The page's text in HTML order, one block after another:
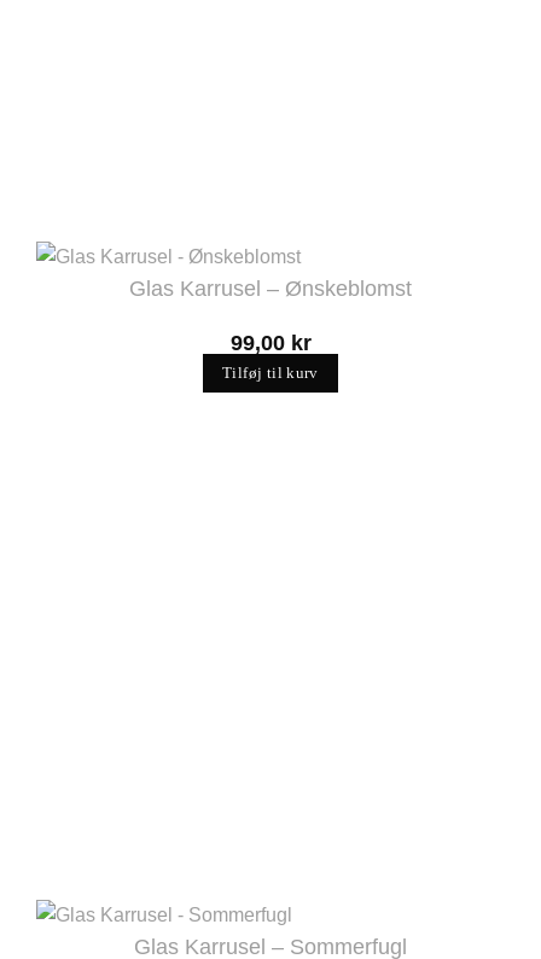
Glas Karrusel – Ønskeblomst
99,00 kr
Tilføj til kurv
Glas Karrusel – Sommerfugl